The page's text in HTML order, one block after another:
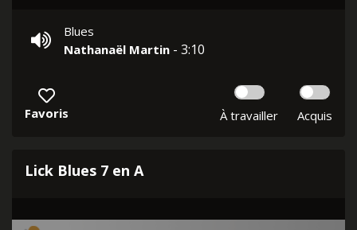
Blues
Nathanaël Martin - 3:10
Favoris À travailler Acquis
Lick Blues 7 en A